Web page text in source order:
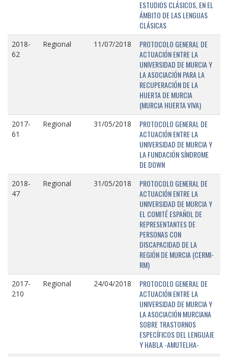
ESTUDIOS CLÁSICOS, EN EL
ÁMBITO DE LAS LENGUAS
CLÁSICAS
2018-
62
Regional 11/07/2018
PROTOCOLO GENERAL DE
ACTUACIÓN ENTRE LA
UNIVERSIDAD DE MURCIA Y
LA ASOCIACIÓN PARA LA
RECUPERACIÓN DE LA
HUERTA DE MURCIA
(MURCIA HUERTA VIVA)
2017-
61
Regional 31/05/2018
PROTOCOLO GENERAL DE
ACTUACIÓN ENTRE LA
UNIVERSIDAD DE MURCIA Y
LA FUNDACIÓN SÍNDROME
DE DOWN
2018-
47
Regional 31/05/2018
PROTOCOLO GENERAL DE
ACTUACIÓN ENTRE LA
UNIVERSIDAD DE MURCIA Y
EL COMITÉ ESPAÑOL DE
REPRESENTANTES DE
PERSONAS CON
DISCAPACIDAD DE LA
REGIÓN DE MURCIA (CERMI-
RM)
2017-
210
Regional 24/04/2018
PROTOCOLO GENERAL DE
ACTUACIÓN ENTRE LA
UNIVERSIDAD DE MURCIA Y
LA ASOCIACIÓN MURCIANA
SOBRE TRASTORNOS
ESPECÍFICOS DEL LENGUAJE
Y HABLA -AMUTELHA-